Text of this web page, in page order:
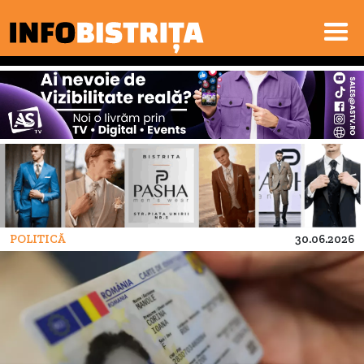
POLITICĂ 30.06.2026